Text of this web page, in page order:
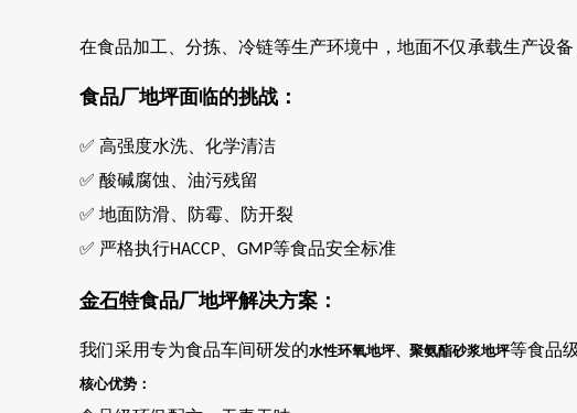
在食品加工、分拣、冷链等生产环境中，地面不仅承载生产设
食品厂地坪面临的挑战：
✅ 高强度水洗、化学清洁
✅ 酸碱腐蚀、油污残留
✅ 地面防滑、防霉、防开裂
✅ 严格执行HACCP、 GMP等食品安全标准
金石特食品厂地坪解决方案：
我们采用专为食品车间研发的水性环氧地坪、聚氨酯砂浆地坪等食品
核心优势：